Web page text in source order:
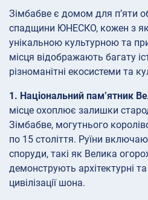
Зімбабве є домом для п’яти
спадщини ЮНЕСКО, кожен з
унікальною культурною та
місця відображають багату
різноманітні екосистеми та
1. Національний пам’ятник
місце охоплює залишки
Зімбабве, могутнього
по 15 століття. Руїни
споруди, такі як Велика
демонструють архітектурні
цивілізації шона.